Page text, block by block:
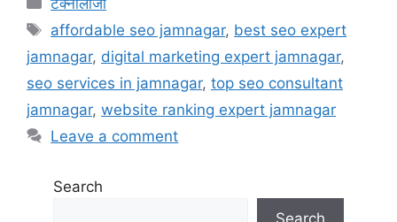
टेक्नोलॉजी
Tags
affordable seo jamnagar, best seo expert
jamnagar, digital marketing expert jamnagar,
seo services in jamnagar, top seo consultant
jamnagar, website ranking expert jamnagar
Leave a comment
Search